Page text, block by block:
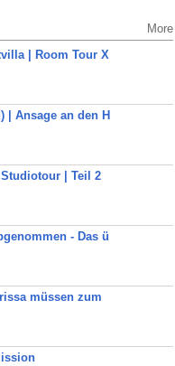
More
| Room Tour X
| Ansage an den H
| Teil 2
- Das ü
müssen zum